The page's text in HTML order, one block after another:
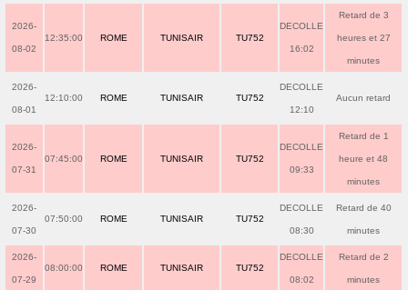
2026-
08-02
12:35:00 ROME TUNISAIR TU752
DECOLLE
16:02
Retard de 3
heures et 27
minutes
2026-
08-01
12:10:00 ROME TUNISAIR TU752
DECOLLE
12:10
Aucun retard
2026-
07-31
07:45:00 ROME TUNISAIR TU752
DECOLLE
09:33
Retard de 1
heure et 48
minutes
2026-
07-30
07:50:00 ROME TUNISAIR TU752
DECOLLE
08:30
Retard de 40
minutes
2026-
07-29
08:00:00 ROME TUNISAIR TU752
DECOLLE
08:02
Retard de 2
minutes